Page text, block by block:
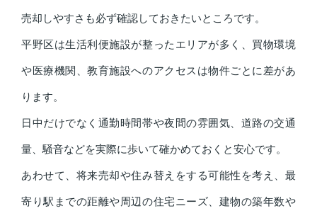
売却しやすさも必ず確認しておきたいところです。
平野区は生活利便施設が整ったエリアが多く、買物環境
や医療機関、教育施設へのアクセスは物件ごとに差があ
ります。
日中だけでなく通勤時間帯や夜間の雰囲気、道路の交通
量、騒音などを実際に歩いて確かめておくと安心です。
あわせて、将来売却や住み替えをする可能性を考え、最
寄り駅までの距離や周辺の住宅ニーズ、建物の築年数や